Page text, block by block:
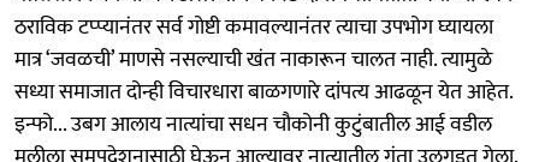
ठराविक टप्प्यानंतर सर्व गोष्टी कमावल्यानंतर त्याचा उपभोग घ्यायला
मात्र ‘जवळची’ माणसे नसल्याची खंत नाकारून चालत नाही. त्यामुळे
सध्या समाजात दोन्ही विचारधारा बाळगणारे दांपत्य आढळून येत आहेत.
इन्फो... उबग आलाय नात्यांचा सधन चौकोनी कुटुंबातील आई वडील